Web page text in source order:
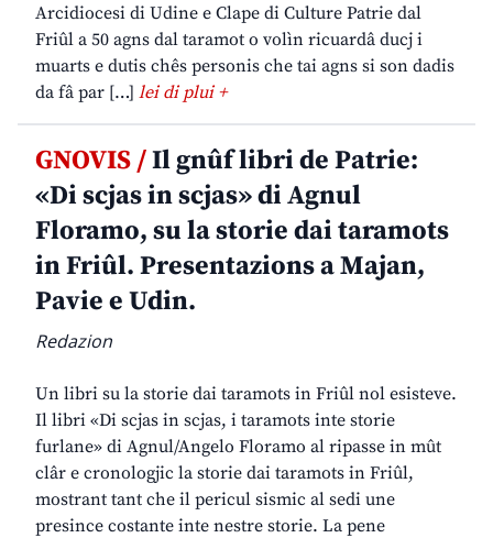
Arcidiocesi di Udine e Clape di Culture Patrie dal
Friûl a 50 agns dal taramot o volìn ricuardâ ducj i
muarts e dutis chês personis che tai agns si son dadis
da fâ par […] lei di plui +
GNOVIS /Il gnûf libri de Patrie:
«Di scjas in scjas» di Agnul
Floramo, su la storie dai taramots
in Friûl. Presentazions a Majan,
Pavie e Udin.
Redazion
Un libri su la storie dai taramots in Friûl nol esisteve.
Il libri «Di scjas in scjas, i taramots inte storie
furlane» di Agnul/Angelo Floramo al ripasse in mût
clâr e cronologjic la storie dai taramots in Friûl,
mostrant tant che il pericul sismic al sedi une
presince costante inte nestre storie. La pene